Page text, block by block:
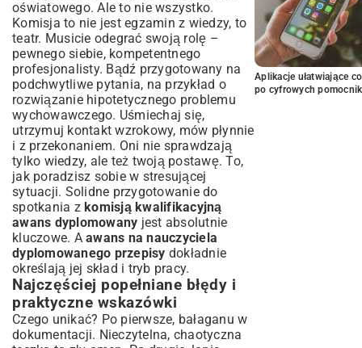
oświatowego. Ale to nie wszystko.
Komisja to nie jest egzamin z wiedzy, to
teatr. Musicie odegrać swoją rolę –
pewnego siebie, kompetentnego
profesjonalisty. Bądź przygotowany na
podchwytliwe pytania, na przykład o
rozwiązanie hipotetycznego problemu
wychowawczego. Uśmiechaj się,
utrzymuj kontakt wzrokowy, mów płynnie
i z przekonaniem. Oni nie sprawdzają
tylko wiedzy, ale też twoją postawę. To,
jak poradzisz sobie w stresującej
sytuacji. Solidne przygotowanie do
spotkania z komisją kwalifikacyjną
awans dyplomowany jest absolutnie
kluczowe. A awans na nauczyciela
dyplomowanego przepisy dokładnie
określają jej skład i tryb pracy.
Najczęściej popełniane błędy i
praktyczne wskazówki
Czego unikać? Po pierwsze, bałaganu w
dokumentacji. Nieczytelna, chaotyczna
Aplikacje ułatwiające
po cyfrowych